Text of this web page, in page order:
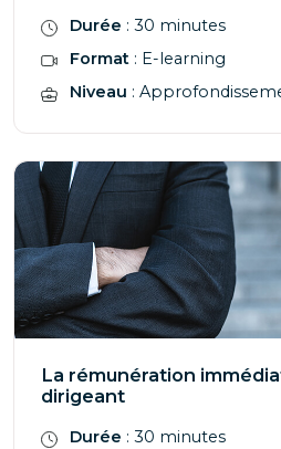
Durée : 30 minutes
Format : E-learning
Niveau :
La rémunération
dirigeant
Durée : 30 minutes